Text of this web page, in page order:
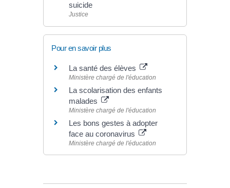
suicide
Justice
Pour en savoir plus
La santé des élèves
Ministère chargé de l'éducation
La scolarisation des enfants
malades
Ministère chargé de l'éducation
Les bons gestes à adopter
face au coronavirus
Ministère chargé de l'éducation